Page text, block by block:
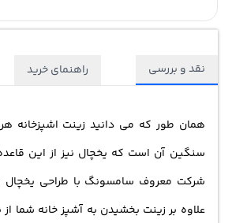
نقد و بررسی راهنمای خرید
همان طور که می دانید زینت اشپزخانه هر
سنگین آن است که یخچال نیز از این
شرکت معروف سامسونگ با طراحی یخچال
علاوه بر زینت بخشیدن به آشپز خانه شما از